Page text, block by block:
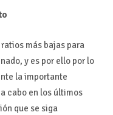
más bajas para
y es por ello por lo
la importante
cabo en los últimos
que se siga